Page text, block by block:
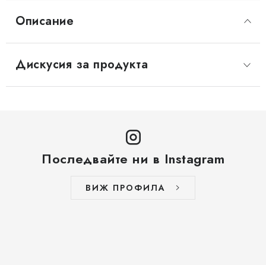
Описание
Дискусия за продукта
Последвайте ни в Instagram
ВИЖ ПРОФИЛА